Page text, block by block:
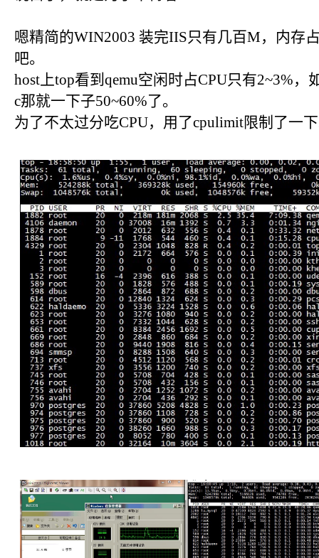
嗯精简的WIN2003 装完IIS只有几百M，内存
吧。
host上top看到qemu空闲时占CPU只有2~3%，
c那就一下子50~60%了。
为了不太过分吃CPU，用了cpulimit限制了一